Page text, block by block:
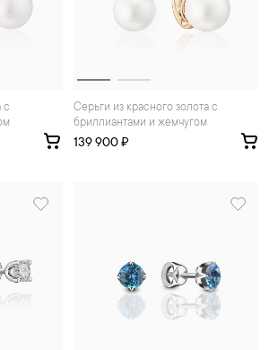
Серьги из красного золота с
бриллиантами и жемчугом
139 900 ₽